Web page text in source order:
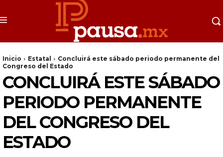
Inicio Estatal
Concluirá este sábado periodo permanente del
Congreso del Estado
CONCLUIRÁ ESTE SÁBADO
PERIODO PERMANENTE
DEL CONGRESO DEL
ESTADO